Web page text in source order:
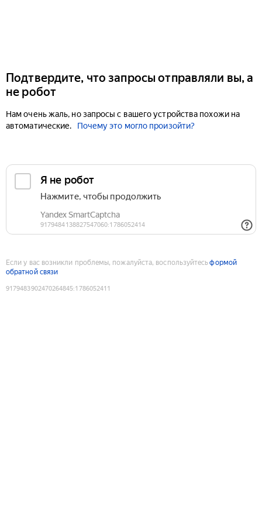
Подтвердите, что запросы отправляли вы, а
не робот
Нам очень жаль, но запросы с вашего устройства похожи на
автоматические.
Почему это могло произойти?
Если у вас возникли проблемы, пожалуйста, воспользуйтесьформой
обратной связи
9179483902470264845:1786052411